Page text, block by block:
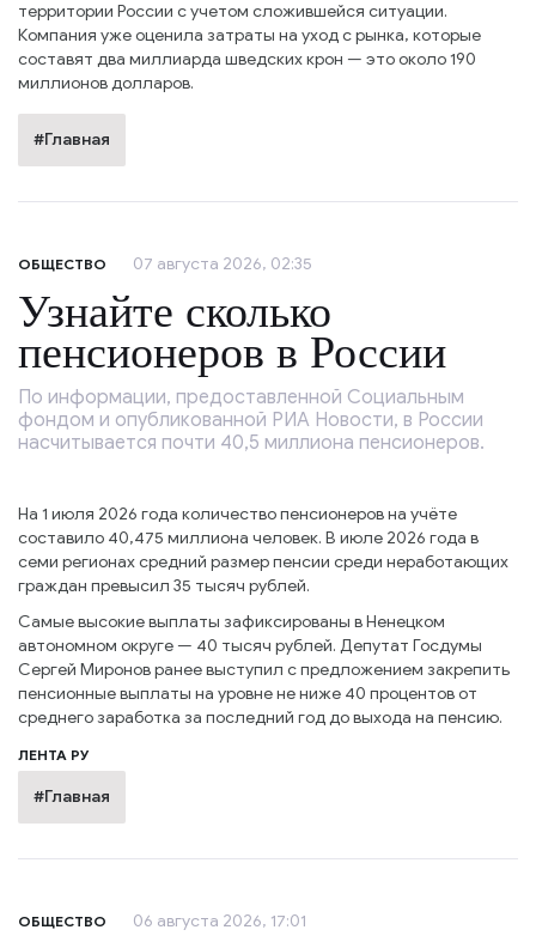
территории России с учетом сложившейся ситуации.
Компания уже оценила затраты на уход с рынка, которые
составят два миллиарда шведских крон — это около 190
миллионов долларов.
#Главная
ОБЩЕСТВО 07 августа 2026, 02:35
Узнайте сколько
пенсионеров в России
По информации, предоставленной Социальным
фондом и опубликованной РИА Новости, в России
насчитывается почти 40,5 миллиона пенсионеров.
На 1 июля 2026 года количество пенсионеров на учёте
составило 40,475 миллиона человек. В июле 2026 года в
семи регионах средний размер пенсии среди неработающих
граждан превысил 35 тысяч рублей.
Самые высокие выплаты зафиксированы в Ненецком
автономном округе — 40 тысяч рублей. Депутат Госдумы
Сергей Миронов ранее выступил с предложением закрепить
пенсионные выплаты на уровне не ниже 40 процентов от
среднего заработка за последний год до выхода на пенсию.
ЛЕНТА РУ
#Главная
ОБЩЕСТВО 06 августа 2026, 17:01